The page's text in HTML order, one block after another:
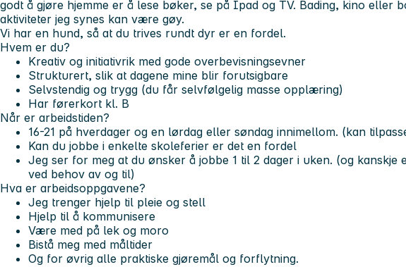
godt å gjøre hjemme er å lese bøker, se på Ipad og TV. Bading, kino eller
aktiviteter jeg synes kan være gøy.
Vi har en hund, så at du trives rundt dyr er en fordel.
Hvem er du?
Kreativ og initiativrik med gode overbevisningsevner
Strukturert, slik at dagene mine blir forutsigbare
Selvstendig og trygg (du får selvfølgelig masse opplæring)
Har førerkort kl. B
Når er arbeidstiden?
16-21 på hverdager og en lørdag eller søndag innimellom. (kan
Kan du jobbe i enkelte skoleferier er det en fordel
Jeg ser for meg at du ønsker å jobbe 1 til 2 dager i uken. (og kanskje
ved behov av og til)
Hva er arbeidsoppgavene?
Jeg trenger hjelp til pleie og stell
Hjelp til å kommunisere
Være med på lek og moro
Bistå meg med måltider
Og for øvrig alle praktiske gjøremål og forflytning.